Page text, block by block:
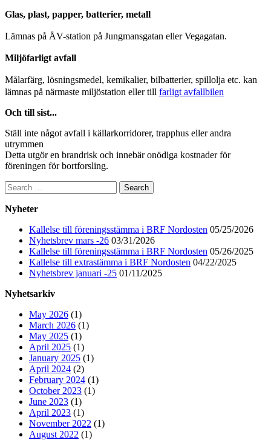
Glas, plast, papper, batterier, metall
Lämnas på ÅV-station på Jungmansgatan eller Vegagatan.
Miljöfarligt avfall
Målarfärg, lösningsmedel, kemikalier, bilbatterier, spillolja etc. kan
lämnas på närmaste miljöstation eller till farligt avfallbilen
Och till sist...
Ställ inte något avfall i källarkorridorer, trapphus eller andra
utrymmen
Detta utgör en brandrisk och innebär onödiga kostnader för
föreningen för bortforsling.
Main
Sidebar
Search
for:
Nyheter
Kallelse till föreningsstämma i BRF Nordosten 05/25/2026
Nyhetsbrev mars -26 03/31/2026
Kallelse till föreningsstämma i BRF Nordosten 05/26/2025
Kallelse till extrastämma i BRF Nordosten 04/22/2025
Nyhetsbrev januari -25 01/11/2025
Nyhetsarkiv
May 2026 (1)
March 2026 (1)
May 2025 (1)
April 2025 (1)
January 2025 (1)
April 2024 (2)
February 2024 (1)
October 2023 (1)
June 2023 (1)
April 2023 (1)
November 2022 (1)
August 2022 (1)